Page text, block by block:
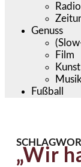
Radio
Genuss
Film
Kunst
Musik
Fußball
„Wir